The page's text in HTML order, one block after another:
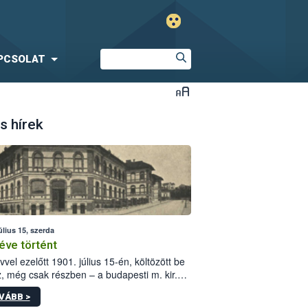
hírek
15, szerda
történt
ezelőtt 1901. július 15-én, költözött be
még csak részben – a budapesti m. kir.
állomás a Kis Rókus utca
alatti, Czigler Győző által tervezett új
>